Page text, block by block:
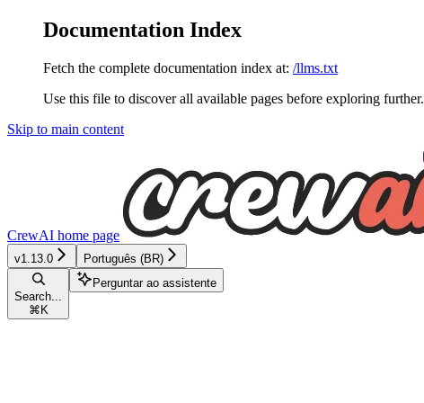
Documentation Index
Fetch the complete documentation index at: /llms.txt
Use this file to discover all available pages before exploring further.
Skip to main content
CrewAI home page
v1.13.0 Português (BR)
Search...
⌘ K
Perguntar ao assistente